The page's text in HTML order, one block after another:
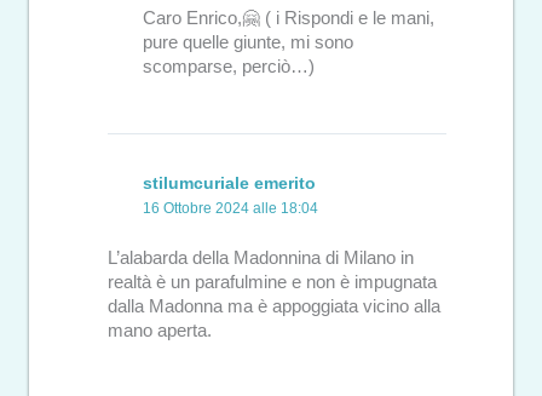
Caro Enrico,🤗 ( i Rispondi e le mani,
pure quelle giunte, mi sono
scomparse, perciò…)
stilumcuriale emerito
16 Ottobre 2024 alle 18:04
L’alabarda della Madonnina di Milano in
realtà è un parafulmine e non è impugnata
dalla Madonna ma è appoggiata vicino alla
mano aperta.